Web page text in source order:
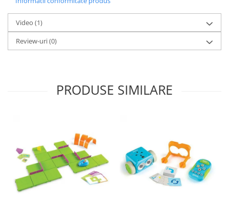
Video (1)
Review-uri(0)
PRODUSE SIMILARE